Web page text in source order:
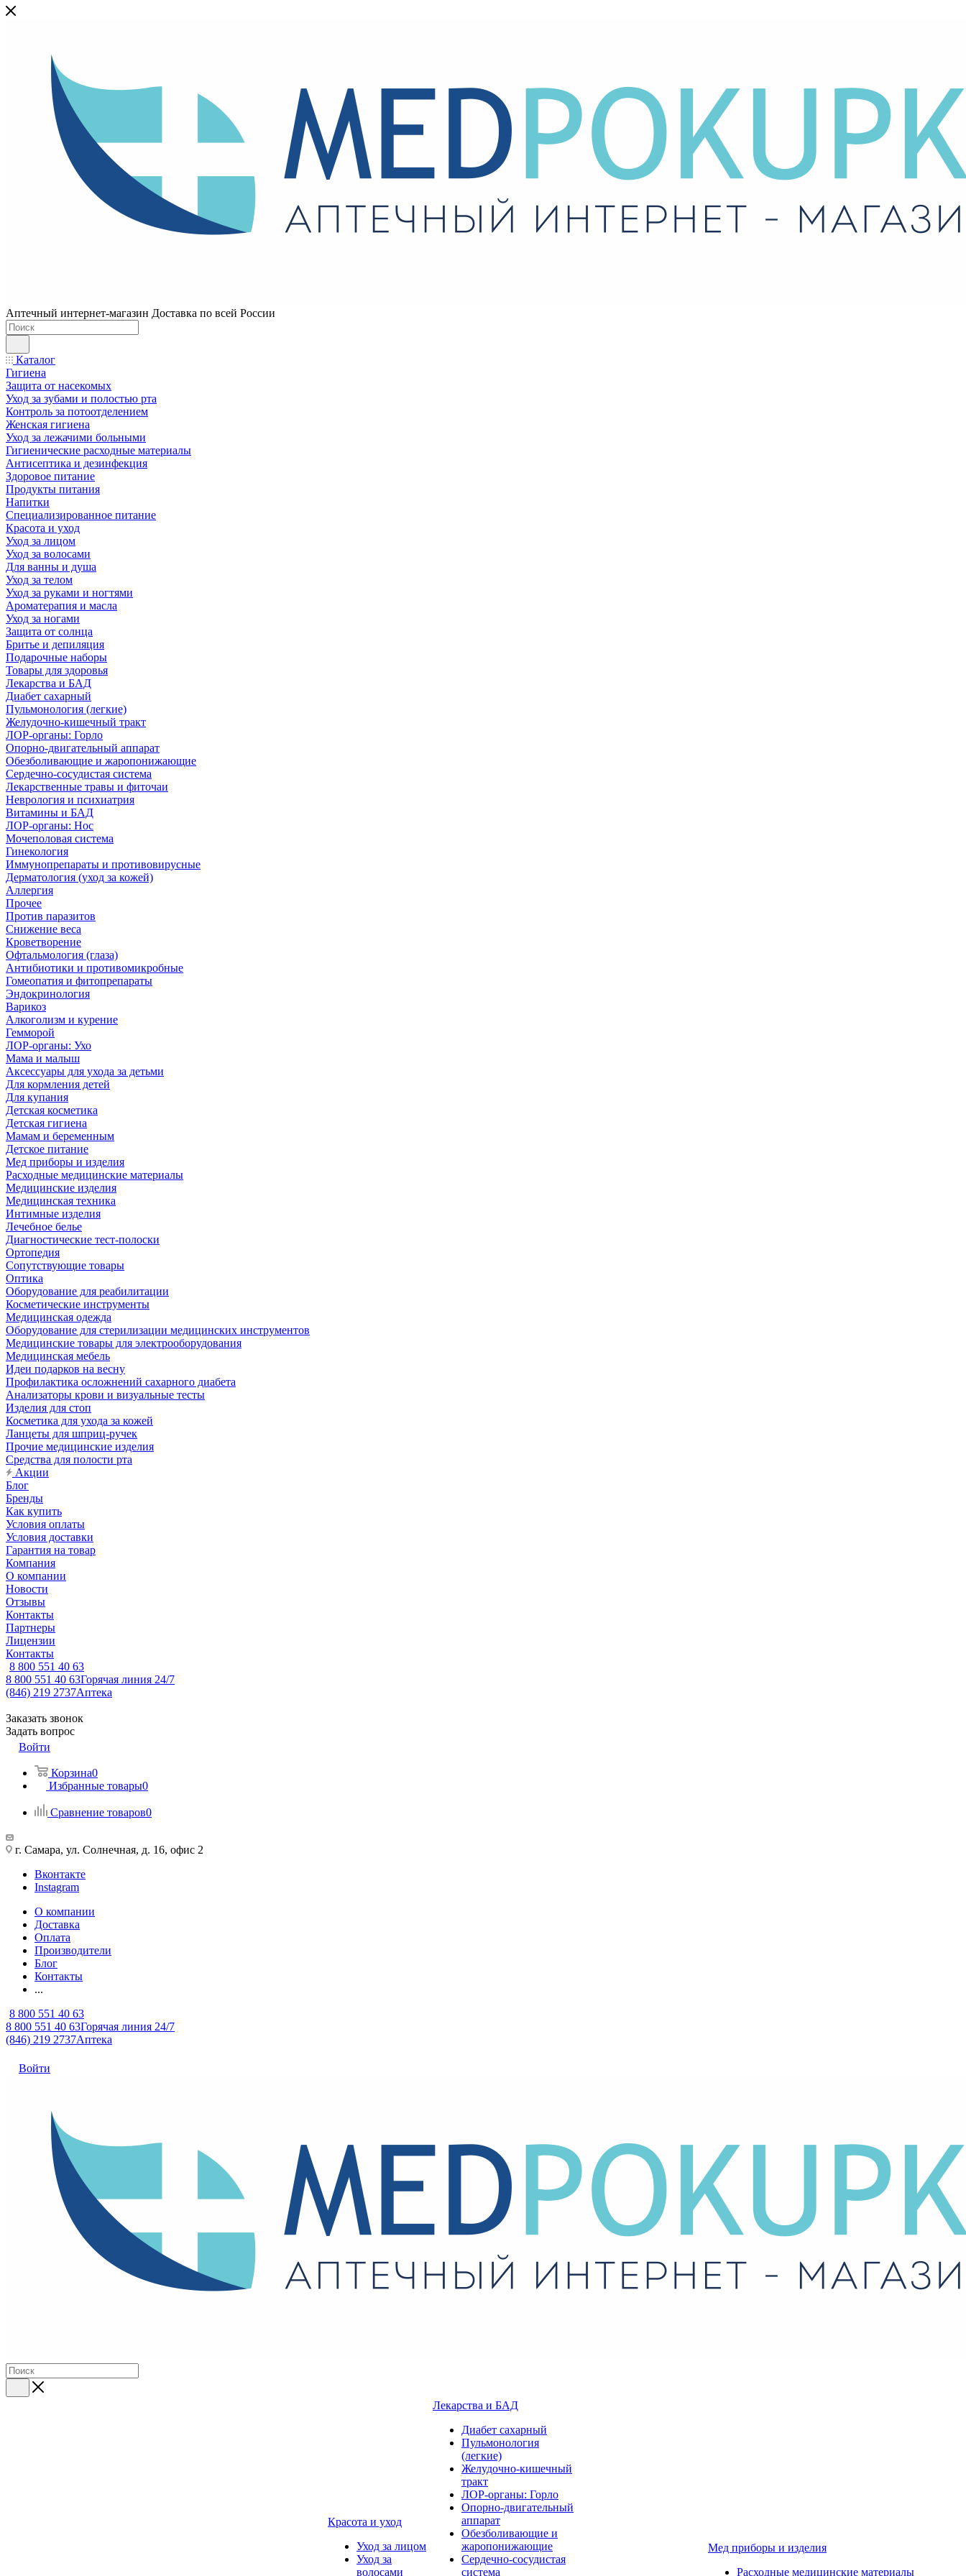
Аптечный интернет-магазин Доставка по всей России
Каталог
Гигиена
Защита от насекомых
Уход за зубами и полостью рта
Контроль за потоотделением
Женская гигиена
Уход за лежачими больными
Гигиенические расходные материалы
Антисептика и дезинфекция
Здоровое питание
Продукты питания
Напитки
Специализированное питание
Красота и уход
Уход за лицом
Уход за волосами
Для ванны и душа
Уход за телом
Уход за руками и ногтями
Ароматерапия и масла
Уход за ногами
Защита от солнца
Бритье и депиляция
Подарочные наборы
Товары для здоровья
Лекарства и БАД
Диабет сахарный
Пульмонология (легкие)
Желудочно-кишечный тракт
ЛОР-органы: Горло
Опорно-двигательный аппарат
Обезболивающие и жаропонижающие
Сердечно-сосудистая система
Лекарственные травы и фиточаи
Неврология и психиатрия
Витамины и БАД
ЛОР-органы: Нос
Мочеполовая система
Гинекология
Иммунопрепараты и противовирусные
Дерматология (уход за кожей)
Аллергия
Прочее
Против паразитов
Снижение веса
Кроветворение
Офтальмология (глаза)
Антибиотики и противомикробные
Гомеопатия и фитопрепараты
Эндокринология
Варикоз
Алкоголизм и курение
Гемморой
ЛОР-органы: Ухо
Мама и малыш
Аксессуары для ухода за детьми
Для кормления детей
Для купания
Детская косметика
Детская гигиена
Мамам и беременным
Детское питание
Мед приборы и изделия
Расходные медицинские материалы
Медицинские изделия
Медицинская техника
Интимные изделия
Лечебное белье
Диагностические тест-полоски
Ортопедия
Сопутствующие товары
Оптика
Оборудование для реабилитации
Косметические инструменты
Медицинская одежда
Оборудование для стерилизации медицинских инструментов
Медицинские товары для электрооборудования
Медицинская мебель
Идеи подарков на весну
Профилактика осложнений сахарного диабета
Анализаторы крови и визуальные тесты
Изделия для стоп
Косметика для ухода за кожей
Ланцеты для шприц-ручек
Прочие медицинские изделия
Средства для полости рта
Акции
Блог
Бренды
Как купить
Условия оплаты
Условия доставки
Гарантия на товар
Компания
О компании
Новости
Отзывы
Контакты
Партнеры
Лицензии
Контакты
8 800 551 40 63
8 800 551 40 63Горячая линия 24/7
(846) 219 2737Аптека
Заказать звонок
Задать вопрос
Войти
Корзина0
Избранные товары0
Сравнение товаров0
г. Самара, ул. Солнечная, д. 16, офис 2
Вконтакте
Instagram
О компании
Доставка
Оплата
Производители
Блог
Контакты
...
8 800 551 40 63
8 800 551 40 63Горячая линия 24/7
(846) 219 2737Аптека
Войти
Красота и уход
Уход за лицом
Уход за
волосами
Лекарства и БАД
Диабет сахарный
Пульмонология
(легкие)
Желудочно-кишечный
тракт
ЛОР-органы: Горло
Опорно-двигательный
аппарат
Обезболивающие и
жаропонижающие
Сердечно-сосудистая
система
Мед приборы и изделия
Расходные медицинские материалы